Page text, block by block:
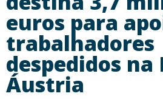
euros para
trabalhadores
despedidos na
Áustria